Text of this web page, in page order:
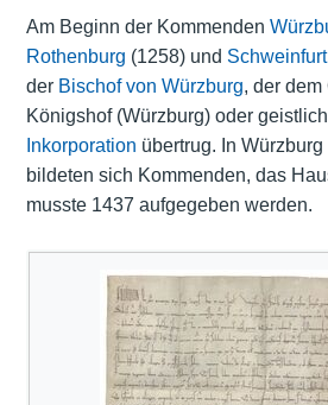
Am Beginn der Kommenden
Rothenburg (1258) und Schweinfurt
der Bischof von Würzburg, der dem
Königshof (Würzburg) oder
Inkorporation übertrug. In
bildeten sich Kommenden, das
musste 1437 aufgegeben werden.